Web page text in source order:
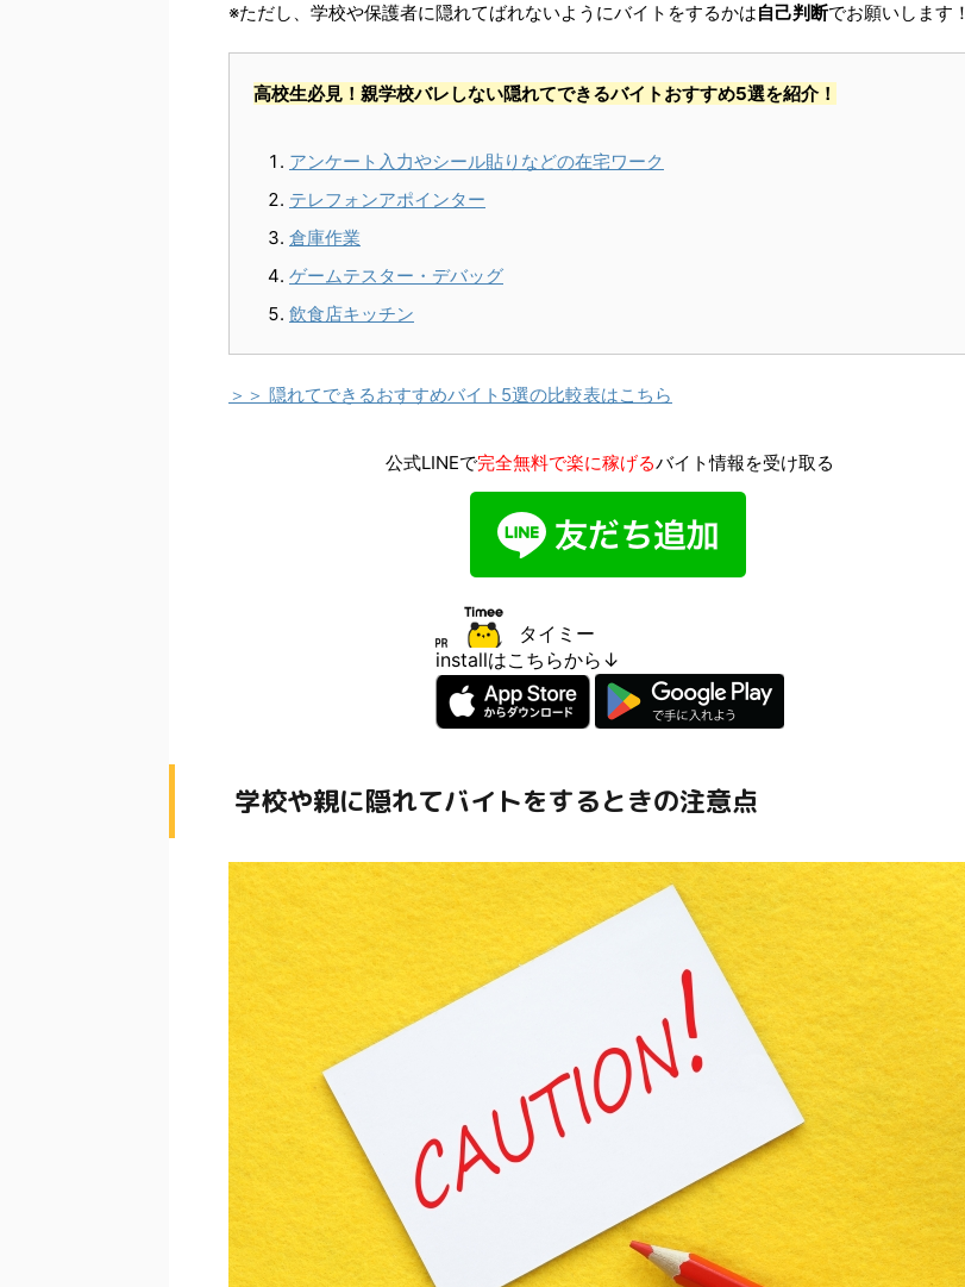
※ただし、学校や保護者に隠れてばれないようにバイトをするかは自己判断でお願いします！
高校生必見！親学校バレしない隠れてできるバイトおすすめ5選を紹介！
アンケート入力やシール貼りなどの在宅ワーク
テレフォンアポインター
倉庫作業
ゲームテスター・デバッグ
飲食店キッチン
＞＞ 隠れてできるおすすめバイト5選の比較表はこちら
公式LINEで完全無料で楽に稼げるバイト情報を受け取る
タイミー
installはこちらから↓
学校や親に隠れてバイトをするときの注意点